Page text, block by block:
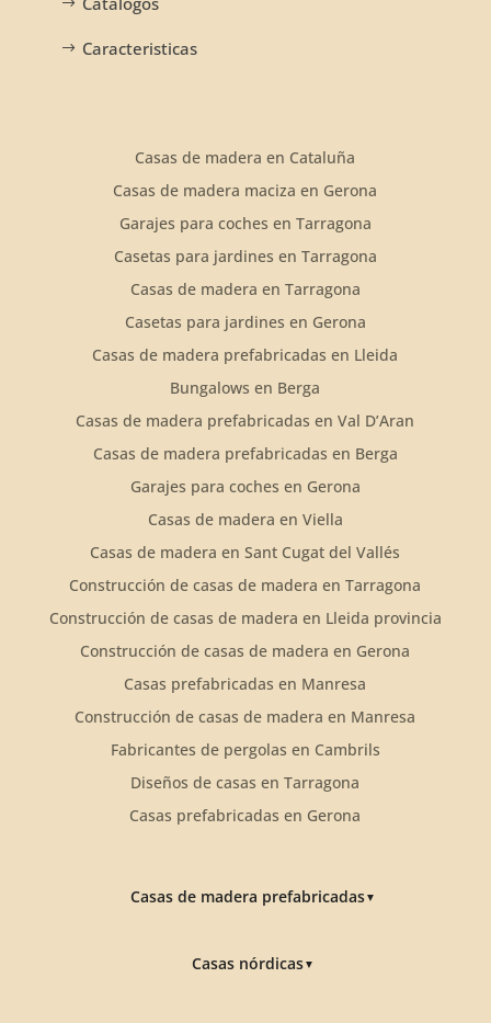
Caracteristicas
Casas de madera en Cataluña
Casas de madera maciza en Gerona
Garajes para coches en Tarragona
Casetas para jardines en Tarragona
Casas de madera en Tarragona
Casetas para jardines en Gerona
Casas de madera prefabricadas en Lleida
Bungalows en Berga
Casas de madera prefabricadas en Val D’Aran
Casas de madera prefabricadas en Berga
Garajes para coches en Gerona
Casas de madera en Viella
Casas de madera en Sant Cugat del Vallés
Construcción de casas de madera en Tarragona
Construcción de casas de madera en Lleida provincia
Construcción de casas de madera en Gerona
Casas prefabricadas en Manresa
Construcción de casas de madera en Manresa
Fabricantes de pergolas en Cambrils
Diseños de casas en Tarragona
Casas prefabricadas en Gerona
Casas de madera prefabricadas▼
Casas nórdicas▼